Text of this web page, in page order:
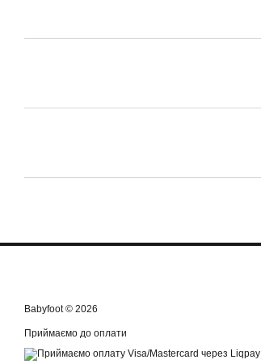
Babyfoot © 2026
Приймаємо до оплати